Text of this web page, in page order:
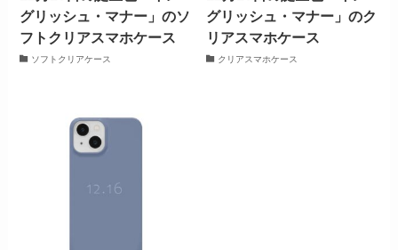
グリッシュ・マナー」のソ
フトクリアスマホケース
ソフトクリアケース
グリッシュ・マナー」のク
リアスマホケース
クリアスマホケース